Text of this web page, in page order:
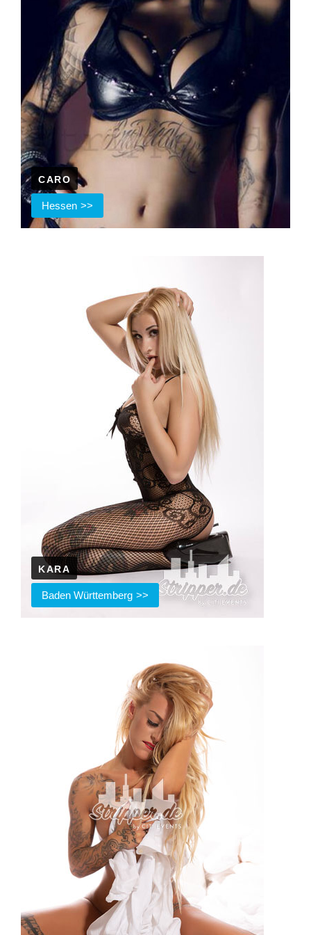
CARO
Hessen
KARA
Baden Württemberg